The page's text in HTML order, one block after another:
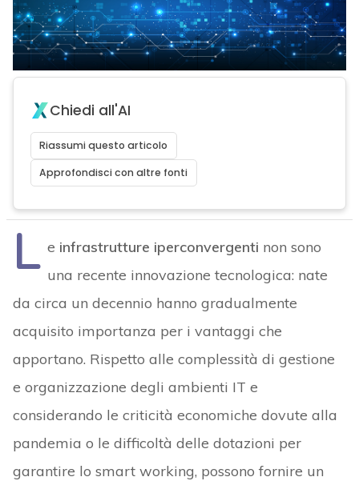
Chiedi all'AI
Riassumi questo articolo
Approfondisci con altre fonti
L e infrastrutture iperconvergenti non sono
una recente innovazione tecnologica: nate
da circa un decennio hanno gradualmente
acquisito importanza per i vantaggi che
apportano. Rispetto alle complessità di gestione
e organizzazione degli ambienti IT e
considerando le criticità economiche dovute alla
pandemia o le difficoltà delle dotazioni per
garantire lo smart working, possono fornire un